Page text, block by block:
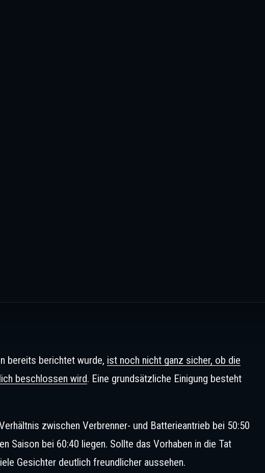
bereits berichtet wurde, ist noch nicht ganz sicher, ob die
beschlossen wird. Eine grundsätzliche Einigung besteht
zwischen Verbrenner- und Batterieantrieb bei 50:50
Saison bei 60:40 liegen. Sollte das Vorhaben in die Tat
Gesichter deutlich freundlicher aussehen.